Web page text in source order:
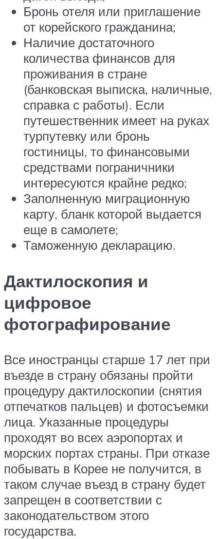
Бронь отеля или приглашение
от корейского гражданина;
Наличие достаточного
количества финансов для
проживания в стране
(банковская выписка, наличные,
справка с работы). Если
путешественник имеет на руках
турпутевку или бронь
гостиницы, то финансовыми
средствами пограничники
интересуются крайне редко;
Заполненную миграционную
карту, бланк которой выдается
еще в самолете;
Таможенную декларацию.
Дактилоскопия и
цифровое
фотографирование
Все иностранцы старше 17 лет при
въезде в страну обязаны пройти
процедуру дактилоскопии (снятия
отпечатков пальцев) и фотосъемки
лица. Указанные процедуры
проходят во всех аэропортах и
морских портах страны. При отказе
побывать в Корее не получится, в
таком случае въезд в страну будет
запрещен в соответствии с
законодательством этого
государства.